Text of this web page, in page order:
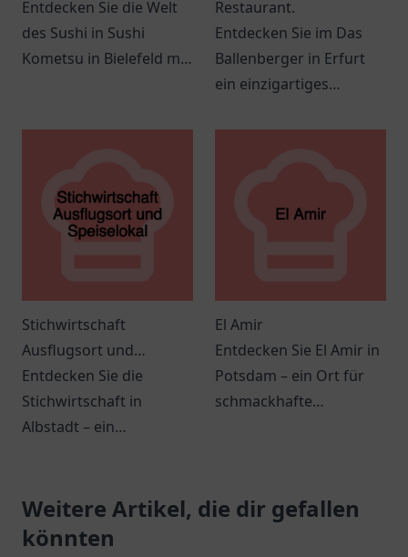
Entdecken Sie die Welt
des Sushi in Sushi
Kometsu in Bielefeld mit
Atmosphäre. Ideal für
Restaurant.
Entdecken Sie im Das
Ballenberger in Erfurt
ein einzigartiges
Erlebnis mit kreativer
Stichwirtschaft
Ausflugsort und
Speiselokal
Entdecken Sie die
Stichwirtschaft in
Albstadt – ein
und unvergessliche
Ausflüge.
El Amir
Entdecken Sie El Amir in
Potsdam – ein Ort für
schmackhafte
Atmosphäre.
Weitere Artikel, die dir gefallen
könnten